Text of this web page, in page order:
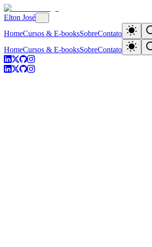
Elton José
HomeCursos & E-booksSobreContato
HomeCursos & E-booksSobreContato